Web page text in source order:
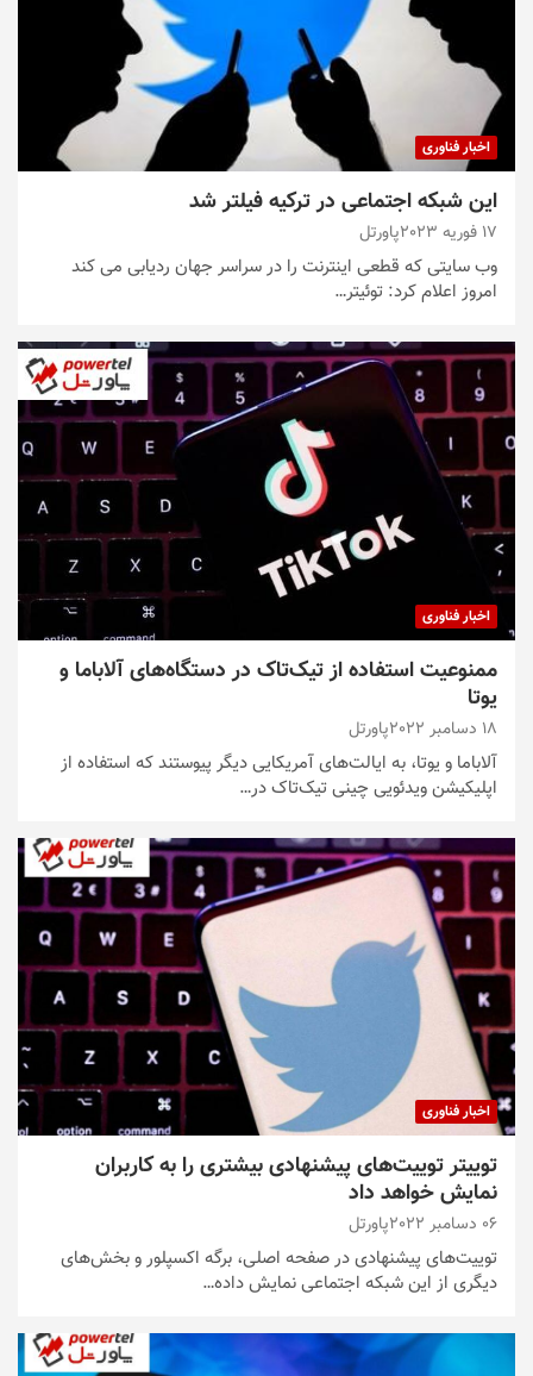
اخبار فناوری
این شبکه اجتماعی در ترکیه فیلتر شد
17 فوریه 2023 پاورتل
وب سایتی که قطعی اینترنت را در سراسر جهان ردیابی می کند
امروز اعلام کرد: توئیتر…
اخبار فناوری
ممنوعیت استفاده از تیک‌تاک در دستگاه‌های آلاباما و
یوتا
18 دسامبر 2022 پاورتل
آلاباما و یوتا، به ایالت‌های آمریکایی دیگر پیوستند که استفاده از
اپلیکیشن ویدئویی چینی تیک‌تاک در…
اخبار فناوری
توییتر توییت‌های پیشنهادی بیشتری را به کاربران
نمایش خواهد داد
06 دسامبر 2022 پاورتل
توییت‌های پیشنهادی در صفحه اصلی، برگه اکسپلور و بخش‌های
دیگری از این شبکه اجتماعی نمایش داده…